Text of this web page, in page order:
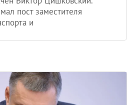
пост заместителя
и